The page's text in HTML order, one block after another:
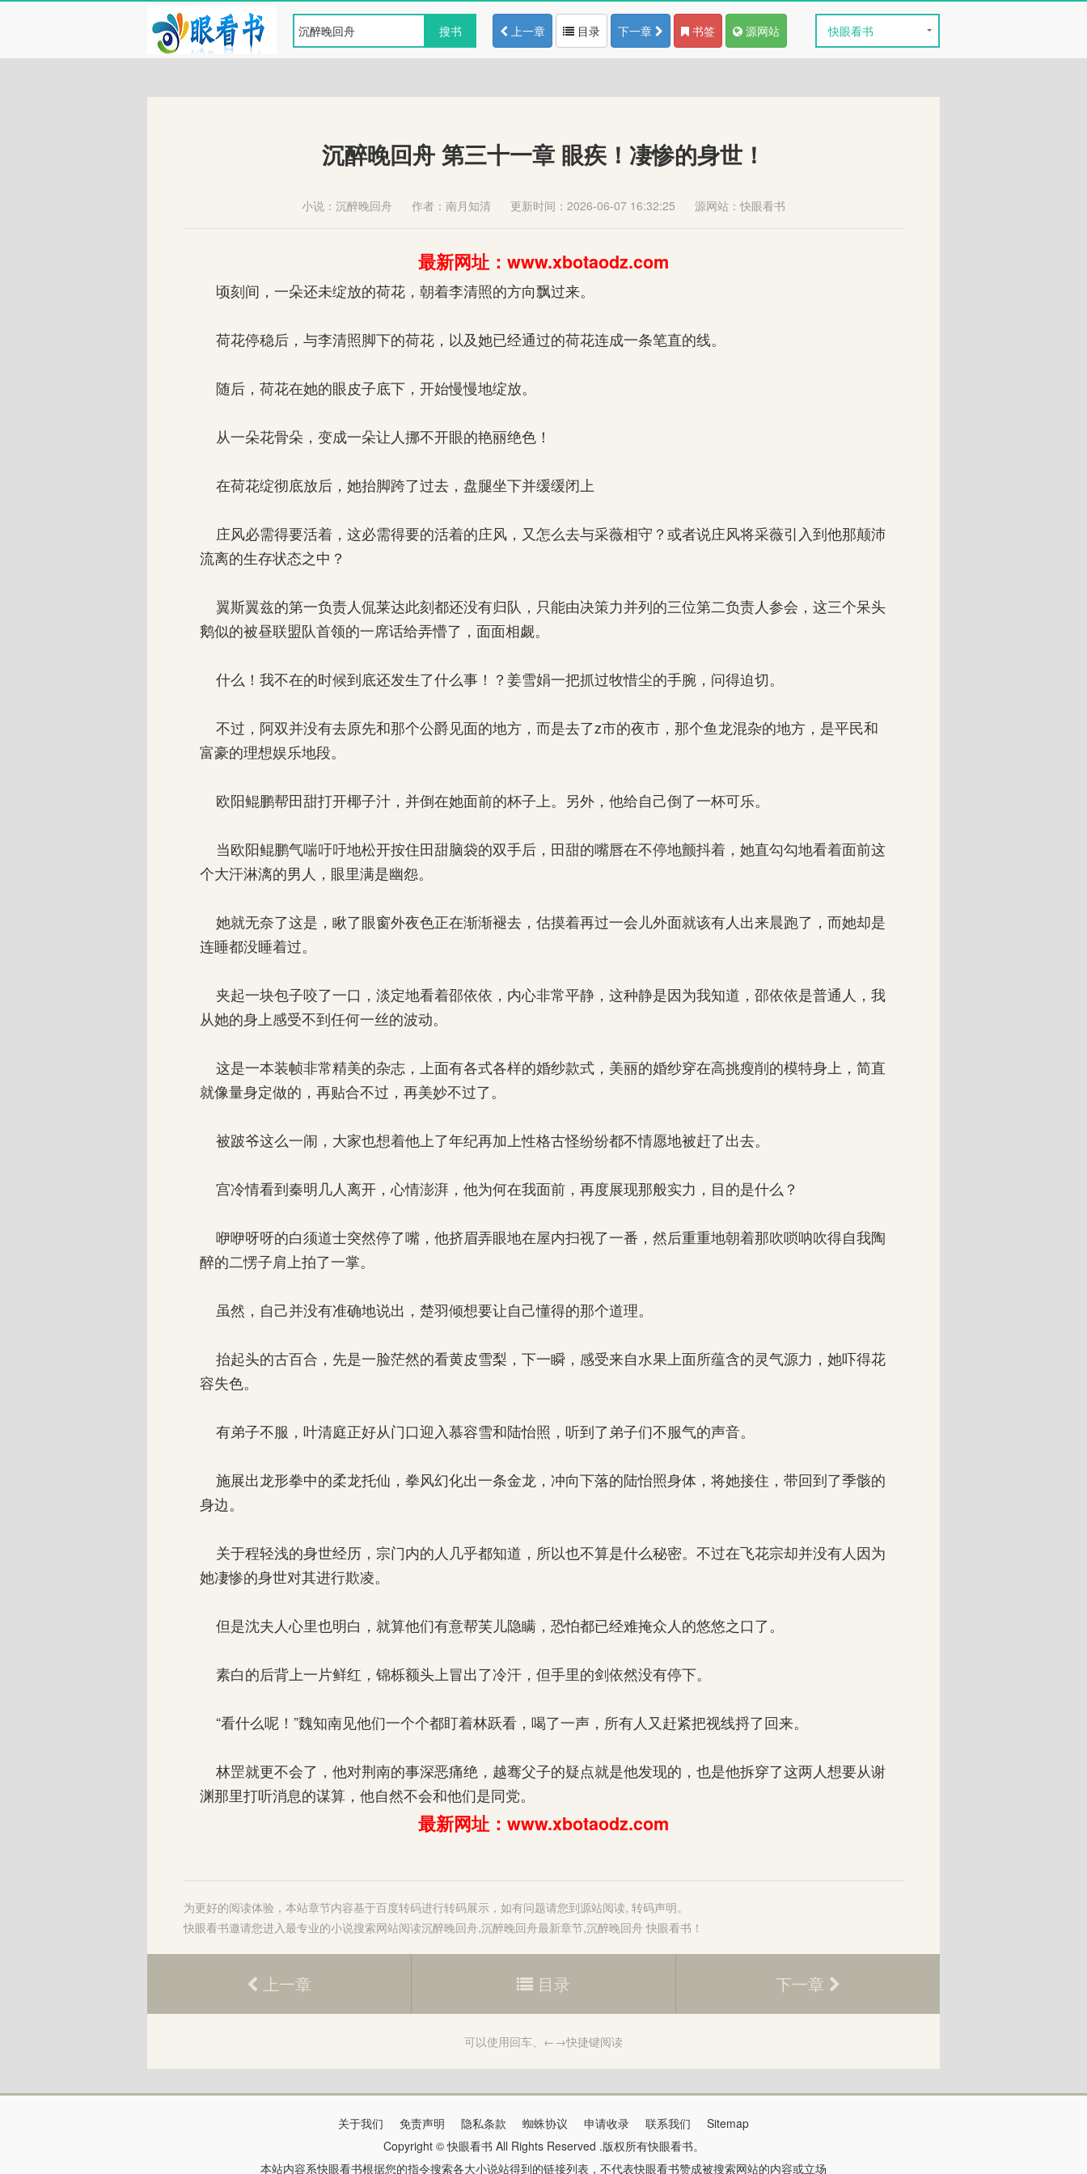
搜书 上一章 目录 下一章 书签 源网站 快眼看书
沉醉晚回舟 第三十一章 眼疾！凄惨的身世！
小说： 沉醉晚回舟 作者：南月知清 更新时间：2026-06-07 16:32:25 源网站： 快眼看书
最新网址：www.xbotaodz.com
顷刻间，一朵还未绽放的荷花，朝着李清照的方向飘过来。
荷花停稳后，与李清照脚下的荷花，以及她已经通过的荷花连成一条笔直的线。
随后，荷花在她的眼皮子底下，开始慢慢地绽放。
从一朵花骨朵，变成一朵让人挪不开眼的艳丽绝色！
在荷花绽彻底放后，她抬脚跨了过去，盘腿坐下并缓缓闭上
庄风必需得要活着，这必需得要的活着的庄风，又怎么去与采薇相守？或者说庄风将采薇引入到他那颠沛
流离的生存状态之中？
翼斯翼兹的第一负责人侃莱达此刻都还没有归队，只能由决策力并列的三位第二负责人参会，这三个呆头
鹅似的被昼联盟队首领的一席话给弄懵了，面面相觑。
什么！我不在的时候到底还发生了什么事！？姜雪娟一把抓过牧惜尘的手腕，问得迫切。
不过，阿双并没有去原先和那个公爵见面的地方，而是去了z市的夜市，那个鱼龙混杂的地方，是平民和
富豪的理想娱乐地段。
欧阳鲲鹏帮田甜打开椰子汁，并倒在她面前的杯子上。另外，他给自己倒了一杯可乐。
当欧阳鲲鹏气喘吁吁地松开按住田甜脑袋的双手后，田甜的嘴唇在不停地颤抖着，她直勾勾地看着面前这
个大汗淋漓的男人，眼里满是幽怨。
她就无奈了这是，瞅了眼窗外夜色正在渐渐褪去，估摸着再过一会儿外面就该有人出来晨跑了，而她却是
连睡都没睡着过。
夹起一块包子咬了一口，淡定地看着邵依依，内心非常平静，这种静是因为我知道，邵依依是普通人，我
从她的身上感受不到任何一丝的波动。
这是一本装帧非常精美的杂志，上面有各式各样的婚纱款式，美丽的婚纱穿在高挑瘦削的模特身上，简直
就像量身定做的，再贴合不过，再美妙不过了。
被跛爷这么一闹，大家也想着他上了年纪再加上性格古怪纷纷都不情愿地被赶了出去。
宫冷情看到秦明几人离开，心情澎湃，他为何在我面前，再度展现那般实力，目的是什么？
咿咿呀呀的白须道士突然停了嘴，他挤眉弄眼地在屋内扫视了一番，然后重重地朝着那吹唢呐吹得自我陶
醉的二愣子肩上拍了一掌。
虽然，自己并没有准确地说出，楚羽倾想要让自己懂得的那个道理。
抬起头的古百合，先是一脸茫然的看黄皮雪梨，下一瞬，感受来自水果上面所蕴含的灵气源力，她吓得花
容失色。
有弟子不服，叶清庭正好从门口迎入慕容雪和陆怡照，听到了弟子们不服气的声音。
施展出龙形拳中的柔龙托仙，拳风幻化出一条金龙，冲向下落的陆怡照身体，将她接住，带回到了季骸的
身边。
关于程轻浅的身世经历，宗门内的人几乎都知道，所以也不算是什么秘密。不过在飞花宗却并没有人因为
她凄惨的身世对其进行欺凌。
但是沈夫人心里也明白，就算他们有意帮芙儿隐瞒，恐怕都已经难掩众人的悠悠之口了。
素白的后背上一片鲜红，锦栎额头上冒出了冷汗，但手里的剑依然没有停下。
“看什么呢！”魏知南见他们一个个都盯着林跃看，喝了一声，所有人又赶紧把视线捋了回来。
林罡就更不会了，他对荆南的事深恶痛绝，越骞父子的疑点就是他发现的，也是他拆穿了这两人想要从谢
渊那里打听消息的谋算，他自然不会和他们是同党。
最新网址：www.xbotaodz.com
为更好的阅读体验，本站章节内容基于百度转码进行转码展示，如有问题请您到源站阅读, 转码声明。
快眼看书邀请您进入最专业的小说搜索网站阅读沉醉晚回舟,沉醉晚回舟最新章节,沉醉晚回舟 快眼看书 ！
上一章 目录 下一章
可以使用回车、←→快捷键阅读
关于我们 免责声明 隐私条款 蜘蛛协议 申请收录 联系我们
Sitemap
Copyright ©快眼看书 All Rights Reserved .版权所有快眼看书。
本站内容系快眼看书根据您的指令搜索各大小说站得到的链接列表，不代表快眼看书赞成被搜索网站的内容或立场